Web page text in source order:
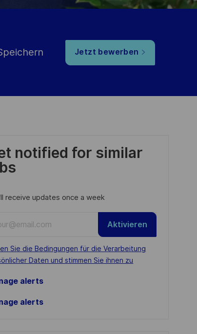
Jetzt bewerben
notified for similar
receive updates once a week
Sie die Bedingungen für die Verarbeitung
Daten und stimmen Sie ihnen zu
Aktivieren
alerts
alerts